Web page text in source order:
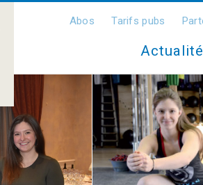
Abos Tarifs pubs
Actualité